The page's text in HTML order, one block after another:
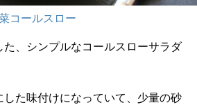
コールスロー
た、シンプルなコールスローサラダ
した味付けになっていて、少量の砂